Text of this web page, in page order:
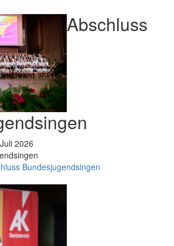
Abschluss
2026
Bundesjugendsingen